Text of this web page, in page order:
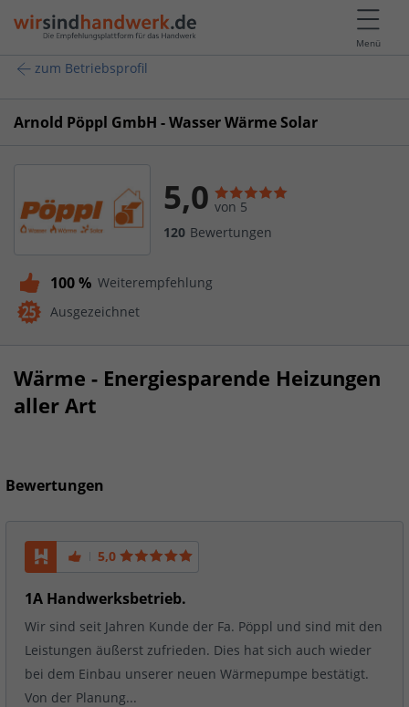
Menü
zum Betriebsprofil
Arnold Pöppl GmbH - Wasser Wärme Solar
5,0 von 5
120 Bewertungen
100 % Weiterempfehlung
Ausgezeichnet
Wärme - Energiesparende Heizungen
aller Art
Bewertungen
5,0
1A Handwerksbetrieb.
Wir sind seit Jahren Kunde der Fa. Pöppl und sind mit den
Leistungen äußerst zufrieden. Dies hat sich auch wieder
bei dem Einbau unserer neuen Wärmepumpe bestätigt.
Von der Planung...